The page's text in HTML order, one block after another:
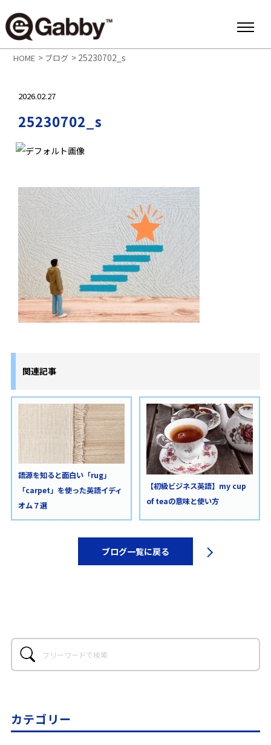
HOME > ブログ > 25230702_s
2026.02.27
25230702_s
関連記事
語源を知ると面白い「rug」
「carpet」を使った英語イディ
オム７選
【初級ビジネス英語】my cup
of teaの意味と使い方
ブログ一覧に戻る
カテゴリー